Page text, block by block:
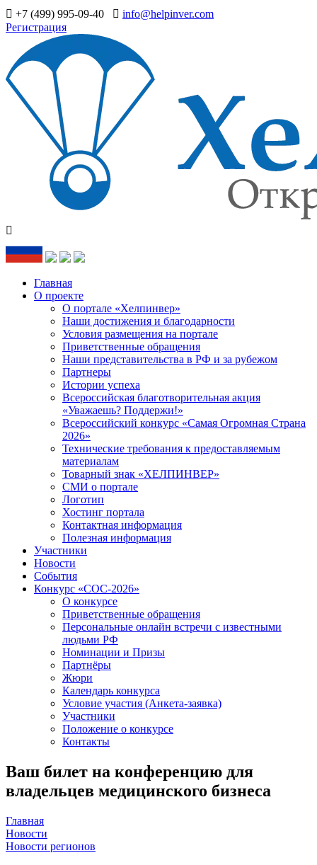
+7 (499) 995-09-40
info@helpinver.com
Регистрация
Главная
О проекте
О портале «Хелпинвер»
Наши достижения и благодарности
Условия размещения на портале
Приветственные обращения
Наши представительства в РФ и за рубежом
Партнеры
Истории успеха
Всероссийская благотворительная акция
«Уважаешь? Поддержи!»
Всероссийский конкурс «Самая Огромная Страна
2026»
Технические требования к предоставляемым
материалам
Товарный знак «ХЕЛПИНВЕР»
СМИ о портале
Логотип
Хостинг портала
Контактная информация
Полезная информация
Участники
Новости
События
Конкурс «СОС-2026»
О конкурсе
Приветственные обращения
Персональные онлайн встречи с известными
людьми РФ
Номинации и Призы
Партнёры
Жюри
Календарь конкурса
Условие участия (Анкета-заявка)
Участники
Положение о конкурсе
Контакты
Ваш билет на конференцию для
владельцев медицинского бизнеса
Главная
Новости
Новости регионов